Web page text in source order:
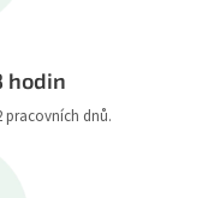
hodin
pracovních dnů.